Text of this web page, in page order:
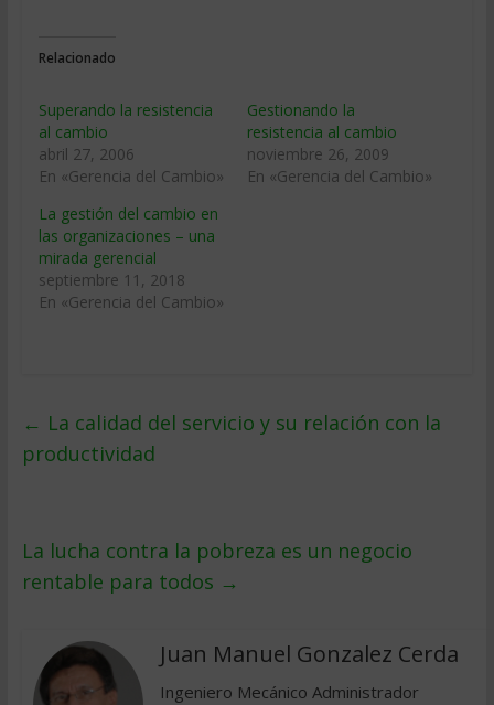
Relacionado
Superando la resistencia
al cambio
abril 27, 2006
En «Gerencia del Cambio»
Gestionando la
resistencia al cambio
noviembre 26, 2009
En «Gerencia del Cambio»
La gestión del cambio en
las organizaciones – una
mirada gerencial
septiembre 11, 2018
En «Gerencia del Cambio»
← La calidad del servicio y su relación con la
productividad
La lucha contra la pobreza es un negocio
rentable para todos →
Juan Manuel Gonzalez Cerda
Ingeniero Mecánico Administrador